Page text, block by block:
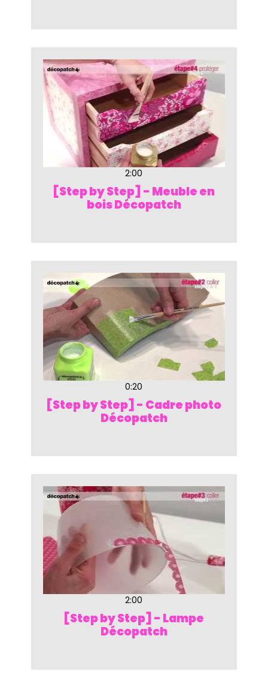
2:00
[Step by Step] - Meuble en
bois Décopatch
0:20
[Step by Step] - Cadre photo
Décopatch
2:00
[Step by Step] - Lampe
Décopatch